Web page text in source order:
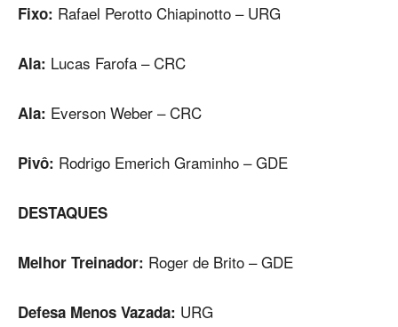
Fixo: Rafael Perotto Chiapinotto – URG
Ala: Lucas Farofa – CRC
Ala: Everson Weber – CRC
Pivô: Rodrigo Emerich Graminho – GDE
DESTAQUES
Melhor Treinador: Roger de Brito – GDE
Defesa Menos Vazada: URG